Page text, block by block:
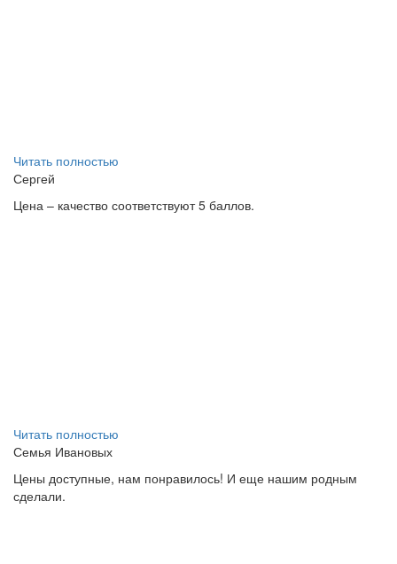
Читать полностью
Сергей
Цена – качество соответствуют 5 баллов.
Читать полностью
Семья Ивановых
Цены доступные, нам понравилось! И еще нашим родным
сделали.